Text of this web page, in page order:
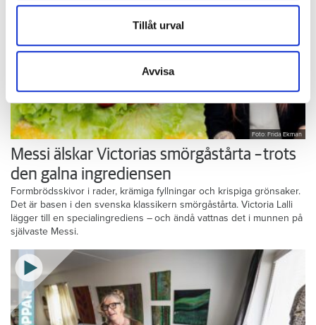
annons- och analysföretag som vi samarbetar med.
Dessa kan i sin tur kombinera informationen med annan
samlat in när du har använt deras tjänster.
Tillåt urval
Avvisa
Foto: Frida Ekman
Messi älskar Victorias smörgåstårta – trots
den galna ingrediensen
Formbrödsskivor i rader, krämiga fyllningar och krispiga grönsaker.
Det är basen i den svenska klassikern smörgåstårta. Victoria Lalli
lägger till en specialingrediens – och ändå vattnas det i munnen på
självaste Messi.